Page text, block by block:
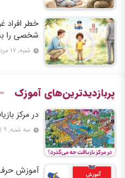
خطر افراد
شخصی را
شنبه, ۱۷ مرداد
پربازدیدترین‌های آموزک
در مرکز
سه شنبه, ۹ اسفند
آموزش